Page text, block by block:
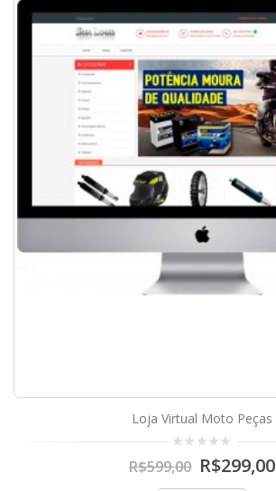
Loja Virtual Moto Peças
R$599,00 R$299,00